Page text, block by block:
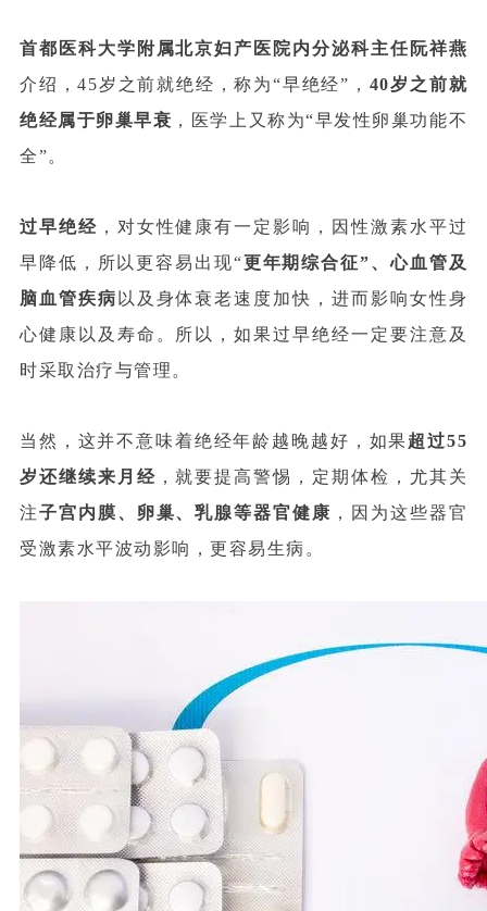
首都医科大学附属北京妇产医院内分泌科主任阮祥燕
介绍，45岁之前就绝经，称为“早绝经”， 40岁之前就
绝经属于卵巢早衰 ，医学上又称为“早发性卵巢功能不
全”。
过早绝经 ，对女性健康有一定影响，因性激素水平过
早降低，所以更容易出现“更年期综合征”、心血管及
脑血管疾病 以及身体衰老速度加快，进而影响女性身
心健康以及寿命。所以，如果过早绝经一定要注意及
时采取治疗与管理。
当然，这并不意味着绝经年龄越晚越好，如果超过55
岁还继续来月经 ，就要提高警惕，定期体检，尤其关
注子宫内膜、卵巢、乳腺等器官健康 ，因为这些器官
受激素水平波动影响，更容易生病。